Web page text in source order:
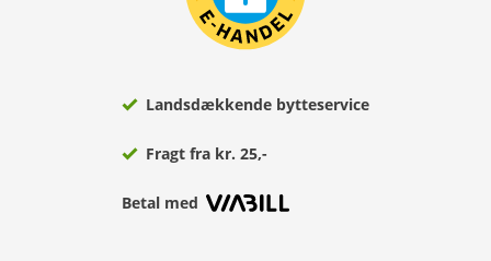
Landsdækkende bytteservice
Fragt fra kr. 25,-
Betal med